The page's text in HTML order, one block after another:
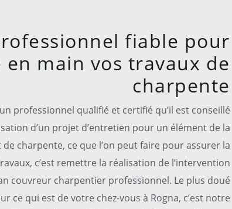
fiable pour
main vos travaux de
charpente
professionnel qualifié et certifié qu’il est conseillé
d’un projet d’entretien pour un élément de la
charpente, ce que l’on peut faire pour assurer la
c’est remettre la réalisation de l’intervention
couvreur charpentier professionnel. Le plus doué
ce qui est de votre chez-vous à Rogna, c’est notre